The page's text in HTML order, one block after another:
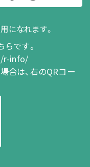
になれます。
です。
r-info/
合は、右のQRコー